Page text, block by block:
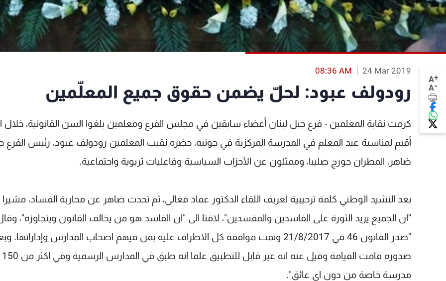
A+
A-
24 Mar 2019
08:36 AM
رودولف عبود: لحلّ يضمن حقوق جميع المعلّمين
كرمت نقابة المعلمين - فرع جبل لبنان أعضاء سابقين في مجلس الفرع ومعلمين بلغوا السن القانونية، خلال
أقيم لمناسبة عيد المعلم في المدرسة المركزية في جونيه، حضره نقيب المعلمين رودولف عبود، رئيس الفرع
ضاهر، المطران جورج صليبا، وممثلون عن الأحزاب السياسية وفاعليات تربوية واجتماعية.
بعد النشيد الوطني كلمة ترحيبية لعريف اللقاء الدكتور عماد فغالي، ثم تحدث ضاهر عن محاربة الفساد، مشيرا
"ان الجميع يريد الثورة على الفاسدين والمفسدين"، لافتا الى "ان الفاسد هو من يخالف القانون ويتجاوزه"،
"صدر القانون 46 في 21/8/2017 وتمت موافقة كل الاطراف عليه بمن فيهم اصحاب المدارس وإداراتها.
صدوره قامت القيامة وقيل عنه انه غير قابل للتطبيق علما انه طبق في المدارس الرسمية وفي اكثر من 150
مدرسة خاصة من دون اي عائق".